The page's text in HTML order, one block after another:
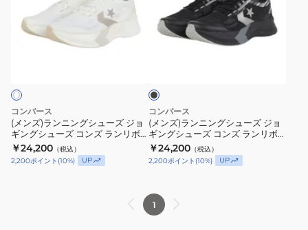
33600021
ー
ズ
ラ
ン
バ
ウ
3itsuka
シ
ュ
ー
ズ
ジ
コンバース
(メンズ)ランニングシューズ ジョ
ギングシューズ コンズ ランリボ
ルヴ 3itsuka ホワイト 33600100
スニーカー
￥24,200 （税込）
2,200ポイント (10%) UP
ン
シ
ュ
ー
ズ
ジ
ン
グ
ブ
コンバース
(メンズ)ランニングシューズ ジョ
ギングシューズ コンズ ランリボ
ルヴ 3itsuka ブラック 33600101
スニーカー
￥24,200 （税込）
2,200ポイント (10%) UP
1